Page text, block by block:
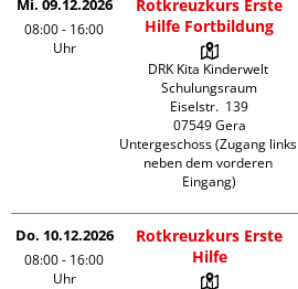
Mi. 09.12.2026
08:00 - 16:00
Uhr
Rotkreuzkurs Erste
Hilfe Fortbildung
DRK Kita Kinderwelt
Schulungsraum
Eiselstr.  139
07549 Gera
Untergeschoss (Zugang links
neben dem vorderen
Eingang)
Do. 10.12.2026
08:00 - 16:00
Uhr
Rotkreuzkurs Erste
Hilfe